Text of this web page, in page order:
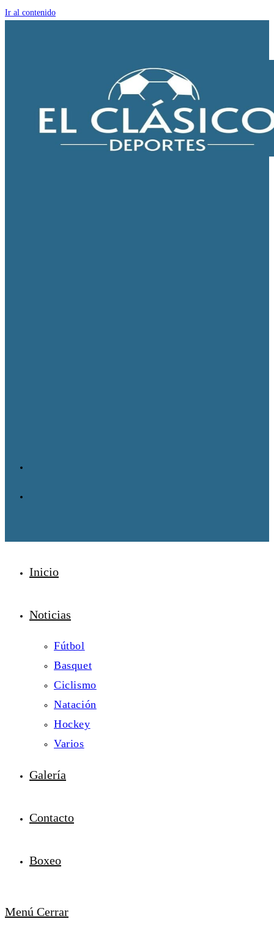
Ir al contenido
Inicio
Noticias
Fútbol
Basquet
Ciclismo
Natación
Hockey
Varios
Galería
Contacto
Boxeo
Menú Cerrar